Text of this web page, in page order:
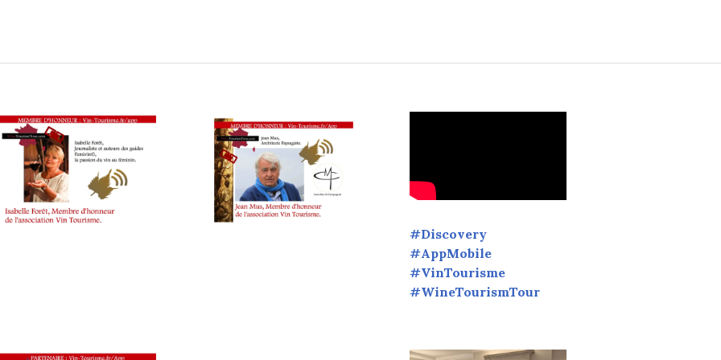
œnotouristique : interviews au salon Millésime Bio pour révéler de sublimes inspirations œnologiques.
#Discovery
#AppMobile
#VinTourisme
#WineTourismTour